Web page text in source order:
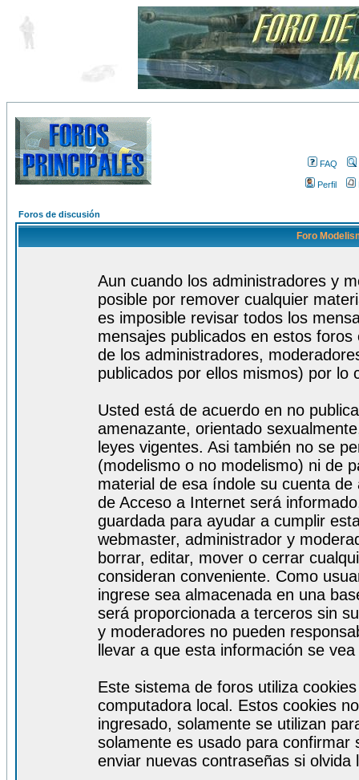
FAQ
Perfil
Foros de discusión
Foro
Aun cuando los administradores y
posible por remover cualquier
es imposible revisar todos los
mensajes publicados en estos
de los administradores,
publicados por ellos mismos) por lo
Usted está de acuerdo en no
amenazante, orientado
leyes vigentes. Asi también no se
(modelismo o no modelismo) ni de
material de esa índole su cuenta
de Acceso a Internet será
guardada para ayudar a cumplir
webmaster, administrador y
borrar, editar, mover o cerrar
consideran conveniente. Como
ingrese sea almacenada en una
será proporcionada a terceros sin
y moderadores no pueden
llevar a que esta información se
Este sistema de foros utiliza
computadora local. Estos cookies
ingresado, solamente se utilizan
solamente es usado para
enviar nuevas contraseñas si olvida